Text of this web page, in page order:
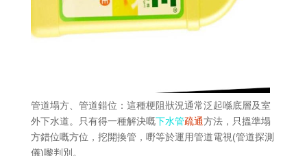
管道塌方、管道錯位：這種梗阻狀況通常泛起喺底層及室
外下水道。只有得一種解決嘅下水管疏通方法，只搵準塌
方錯位嘅方位，挖開換管，嘢等於運用管道電視(管道探測
儀)嚟判別。